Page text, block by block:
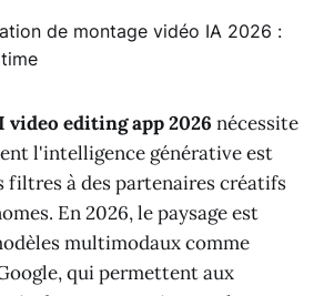
video editing app 2026 nécessite
l'intelligence générative est
filtres à des partenaires créatifs
En 2026, le paysage est
multimodaux comme
qui permettent aux